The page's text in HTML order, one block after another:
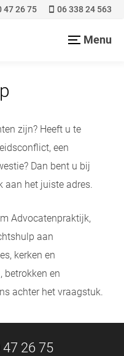
47 26 75 06 338 24 563
Menu
zijn? Heeft u te
een
Dan bent u bij
aan het juiste adres.
Advocatenpraktijk,
aan
kerken en
betrokken en
achter het vraagstuk.
26 75